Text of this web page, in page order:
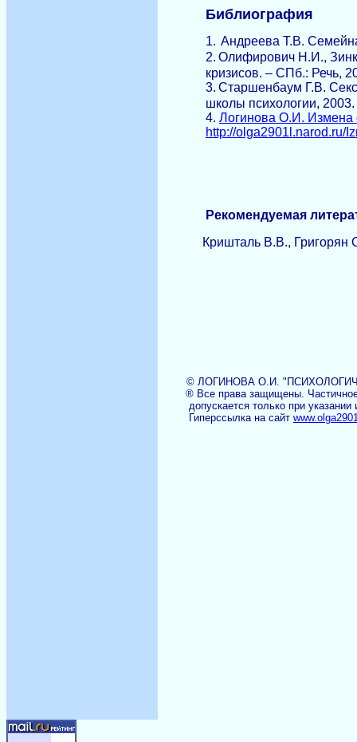
Библиография
1. Андреева Т.В.
2. Олифирович Н.И.,
кризисов. – СПб.: Речь,
3. Старшенбаум Г.В.
школы психологии, 2003.
4. Логинова О.И. Измена
http://olga2901l.narod.ru/
Рекомендуемая
Кришталь В.В., Григорян
© ЛОГИНОВА О.И.
® Все права защищены. Частичное
допускается только при указании
Гиперссылка на сайт www.